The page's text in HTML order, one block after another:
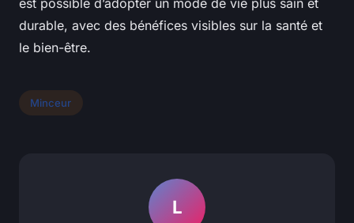
est possible d’adopter un mode de vie plus sain et
durable, avec des bénéfices visibles sur la santé et
le bien-être.
Minceur
L